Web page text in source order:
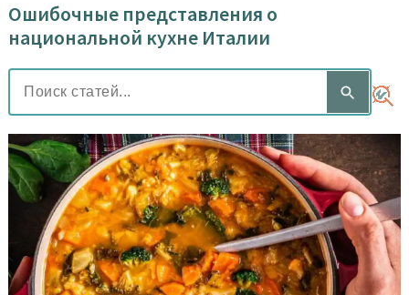
Ошибочные представления о
национальной кухне Италии